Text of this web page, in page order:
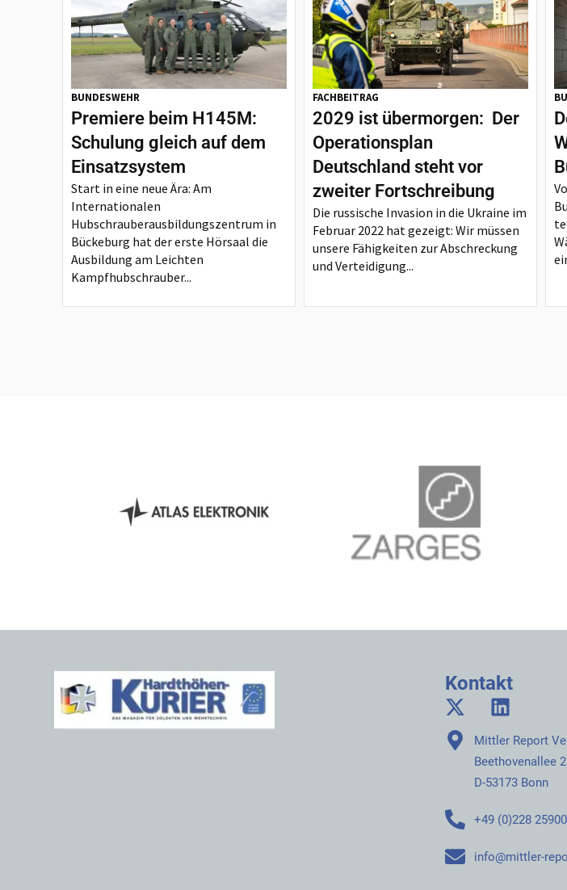
BUNDESWEHR
Premiere beim H145M:
Schulung gleich auf dem
Einsatzsystem
Start in eine neue Ära: Am
Internationalen
Hubschrauberausbildungszentrum in
Bückeburg hat der erste Hörsaal die
Ausbildung am Leichten
Kampfhubschrauber...
FACHBEITRAG
2029 ist übermorgen: Der
Operationsplan
Deutschland steht vor
zweiter Fortschreibung
Die russische Invasion in die Ukraine im
Februar 2022 hat gezeigt: Wir müssen
unsere Fähigkeiten zur Abschreckung
und Verteidigung...
Kontakt
Mittler Report
Beethovenallee
D-53173 Bonn
+49 (0)228
info@mittler-